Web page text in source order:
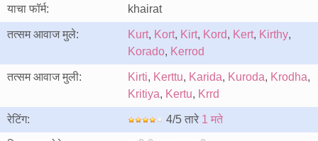
याचा फॉर्म: khairat
तत्सम आवाज मुले: Kurt, Kort, Kirt, Kord, Kert, Kirthy,
Korado, Kerrod
तत्सम आवाज मुली: Kirti, Kerttu, Karida, Kuroda, Krodha,
Kritiya, Kertu, Krrd
रेटिंग: 4/5 तारे 1 मते